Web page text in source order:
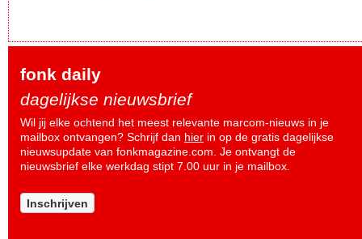
fonk daily
dagelijkse nieuwsbrief
Wil jij elke ochtend het meest relevante marcom-nieuws in je
mailbox ontvangen? Schrijf dan hier in op de gratis dagelijkse
nieuwsupdate van fonkmagazine.com. Je ontvangt de
nieuwsbrief elke werkdag stipt 7.00 uur in je mailbox.
Inschrijven